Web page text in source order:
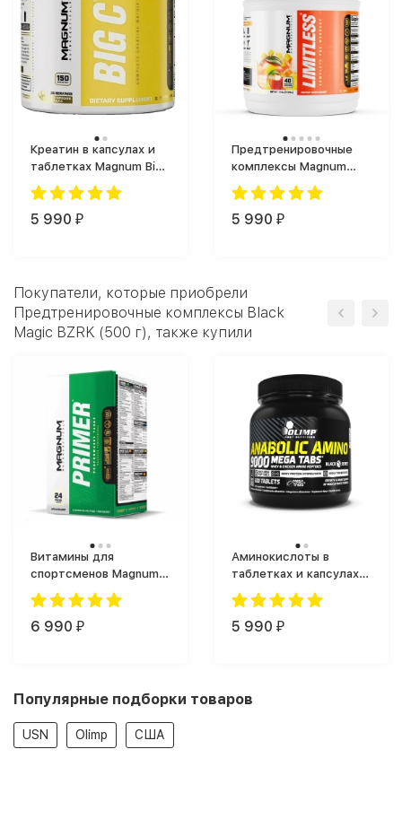
Креатин в капсулах и
таблетках Magnum Big
C (150 капс.)
5 990 ₽
Предтренировочные
комплексы Magnum
Limitless (504 г)
5 990 ₽
Покупатели, которые приобрели
Предтренировочные комплексы Black
Magic BZRK (500 г), также купили
Витамины для
спортсменов Magnum
Primer (30 таб.)
6 990 ₽
Аминокислоты в
таблетках и капсулах
Olimp Anabolic Amino
9000 (300 таб.)
5 990 ₽
Популярные подборки товаров
USN Olimp США